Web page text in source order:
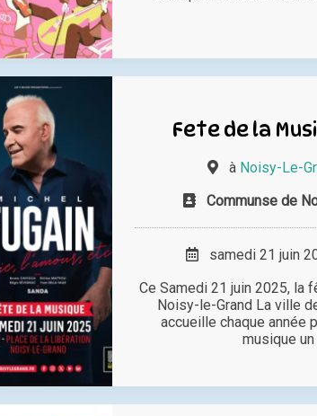
Fete de la
à Noisy-Le-
Communse de
samedi 21 juin
Ce Samedi 21 juin 2025, la
Noisy-le-Grand La ville
accueille chaque année
musique un